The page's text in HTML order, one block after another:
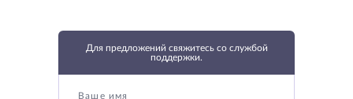
Для предложений свяжитесь со службой
поддержки.